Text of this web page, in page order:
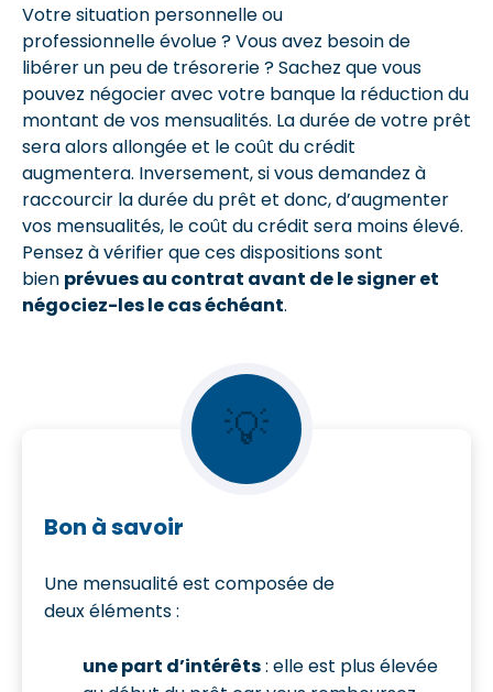
Votre situation personnelle ou
professionnelle évolue ? Vous avez besoin de
libérer un peu de trésorerie ? Sachez que vous
pouvez négocier avec votre banque la réduction du
montant de vos mensualités. La durée de votre prêt
sera alors allongée et le coût du crédit
augmentera. Inversement, si vous demandez à
raccourcir la durée du prêt et donc, d’augmenter
vos mensualités, le coût du crédit sera moins élevé.
Pensez à vérifier que ces dispositions sont
bien prévues au contrat avant de le signer et
négociez-les le cas échéant.
💡
Bon à savoir
Une mensualité est composée de
deux éléments :
une part d’intérêts: elle est plus élevée